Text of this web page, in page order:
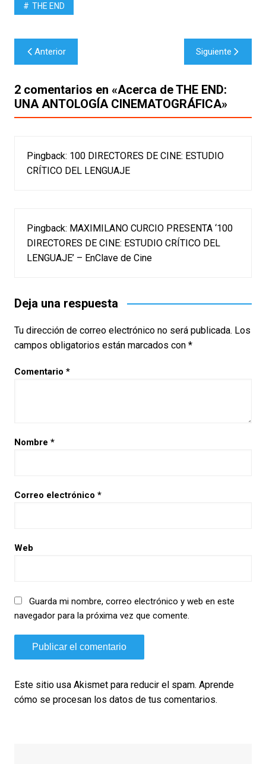
THE END
Navegación
de
entradas
Anterior Siguiente
2 comentarios en «Acerca de THE END:
UNA ANTOLOGÍA CINEMATOGRÁFICA»
Pingback: 100 DIRECTORES DE CINE: ESTUDIO
CRÍTICO DEL LENGUAJE
Pingback: MAXIMILANO CURCIO PRESENTA ‘100
DIRECTORES DE CINE: ESTUDIO CRÍTICO DEL
LENGUAJE’ – EnClave de Cine
Deja una respuesta
Tu dirección de correo electrónico no será publicada. Los
campos obligatorios están marcados con *
Comentario *
Nombre *
Correo electrónico *
Web
Guarda mi nombre, correo electrónico y web en este
navegador para la próxima vez que comente.
Este sitio usa Akismet para reducir el spam. Aprende
cómo se procesan los datos de tus comentarios.